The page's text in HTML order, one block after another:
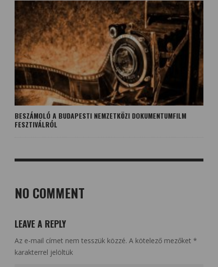
BESZÁMOLÓ A BUDAPESTI NEMZETKÖZI DOKUMENTUMFILM
FESZTIVÁLRÓL
NO COMMENT
LEAVE A REPLY
Az e-mail címet nem tesszük közzé. A kötelező mezőket *
karakterrel jelöltük